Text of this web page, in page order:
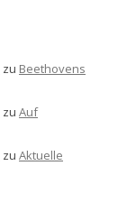
zu Beethovens
zu Auf
zu Aktuelle